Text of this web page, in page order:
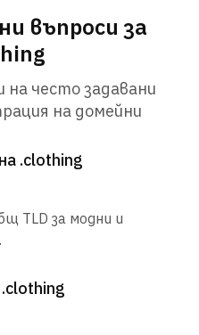
въпроси за
често задавани
на домейни
.clothing
TLD за модни и